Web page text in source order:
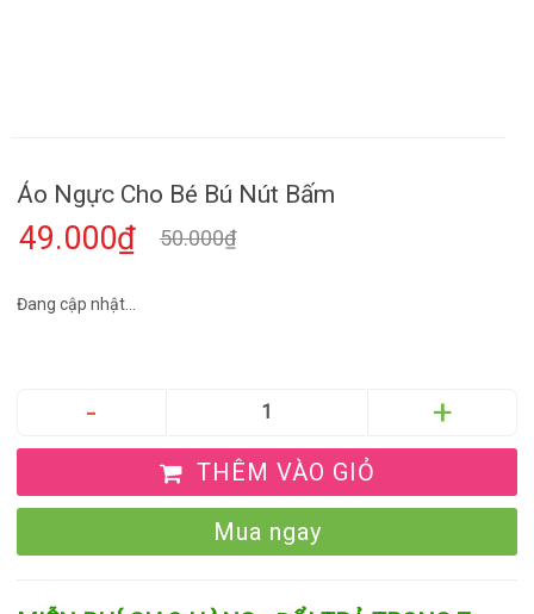
Áo Ngực Cho Bé Bú Nút Bấm
49.000₫ 50.000₫
Đang cập nhật...
THÊM VÀO GIỎ
Mua ngay